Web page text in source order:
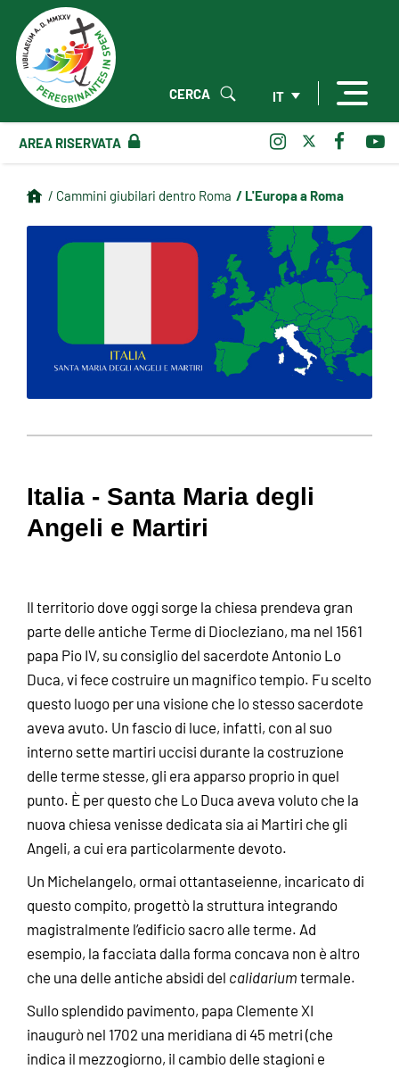
IT
CERCA
AREA RISERVATA
/ Cammini giubilari dentro Roma / L'Europa a Roma
Italia - Santa Maria degli
Angeli e Martiri
Il territorio dove oggi sorge la chiesa prendeva gran
parte delle antiche Terme di Diocleziano, ma nel 1561
papa Pio IV, su consiglio del sacerdote Antonio Lo
Duca, vi fece costruire un magnifico tempio. Fu scelto
questo luogo per una visione che lo stesso sacerdote
aveva avuto. Un fascio di luce, infatti, con al suo
interno sette martiri uccisi durante la costruzione
delle terme stesse, gli era apparso proprio in quel
punto. È per questo che Lo Duca aveva voluto che la
nuova chiesa venisse dedicata sia ai Martiri che gli
Angeli, a cui era particolarmente devoto.
Un Michelangelo, ormai ottantaseienne, incaricato di
questo compito, progettò la struttura integrando
magistralmente l’edificio sacro alle terme. Ad
esempio, la facciata dalla forma concava non è altro
che una delle antiche absidi del calidariumtermale.
Sullo splendido pavimento, papa Clemente XI
inaugurò nel 1702 una meridiana di 45 metri (che
indica il mezzogiorno, il cambio delle stagioni e